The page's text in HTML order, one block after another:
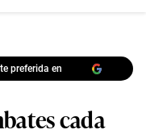
preferida en
cada